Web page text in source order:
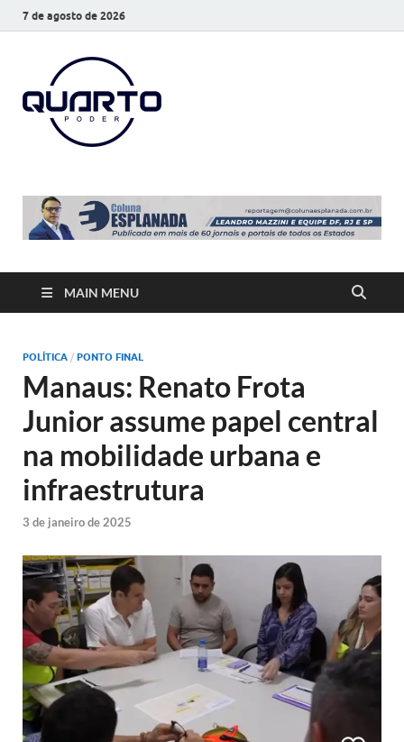
7 de agosto de 2026
MAIN MENU
POLÍTICA / PONTO FINAL
Manaus: Renato Frota
Junior assume papel central
na mobilidade urbana e
infraestrutura
3 de janeiro de 2025